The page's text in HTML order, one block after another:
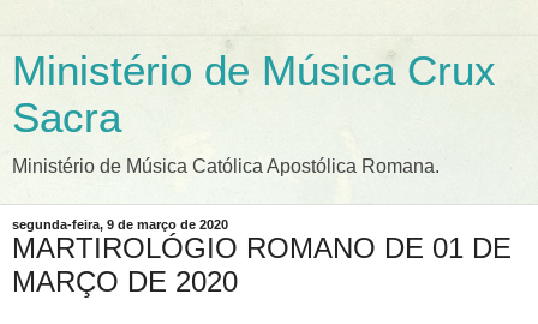
Ministério de Música Crux
Sacra
Ministério de Música Católica Apostólica Romana.
segunda-feira, 9 de março de 2020
MARTIROLÓGIO ROMANO DE 01 DE
MARÇO DE 2020